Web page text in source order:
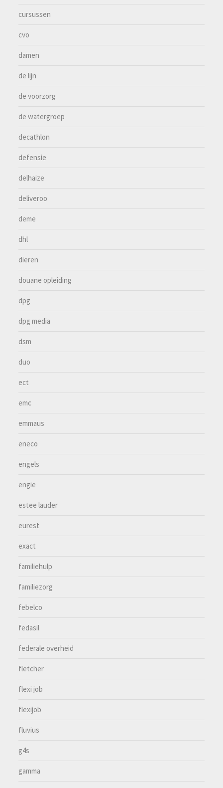
cursussen
cvo
damen
de lijn
de voorzorg
de watergroep
decathlon
defensie
delhaize
deliveroo
deme
dhl
dieren
douane opleiding
dpg
dpg media
dsm
duo
ect
emc
emmaus
eneco
engels
engie
estee lauder
eurest
exact
familiehulp
familiezorg
febelco
fedasil
federale overheid
fletcher
flexi job
flexijob
fluvius
g4s
gamma